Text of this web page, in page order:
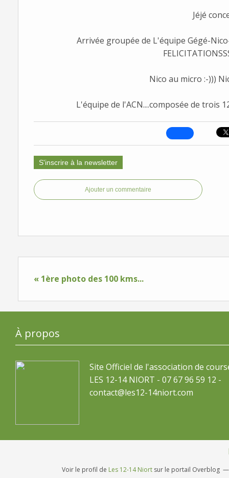
Jéjé
Arrivée groupée de L'équipe Gégé-
Nico au micro :-)))
L'équipe de l'ACN....composée de trois
S'inscrire à la newsletter
Ajouter un commentaire
« 1ère photo des 100 kms...
À propos
Site Officiel de l'association de
LES 12-14 NIORT - 07 67 96 59 12 -
contact@les12-14niort.com
Voir le profil de Les 12-14 Niort sur le portail Overblog